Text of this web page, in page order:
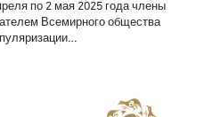
по 2 мая 2025 года члены
Всемирного общества